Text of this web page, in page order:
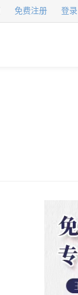
免费注册 登录